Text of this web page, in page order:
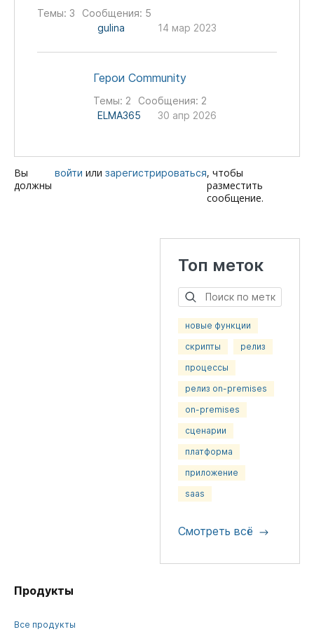
Темы: 3 Сообщения: 5
14 мар 2023
gulina
Герои Community
Темы: 2 Сообщения: 2
30 апр 2026
ELMA365
Вы
должны
войти или зарегистрироваться, чтобы
разместить
сообщение.
Топ меток
новые функции
скрипты
релиз
процессы
релиз on-premises
on-premises
сценарии
платформа
приложение
saas
Смотреть всё
Продукты
Все продукты